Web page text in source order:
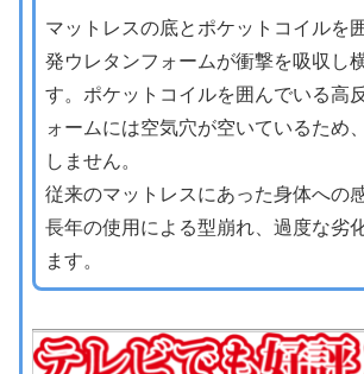
マットレスの底とポケットコイルを
発ウレタンフォームが衝撃を吸収し
す。ポケットコイルを囲んでいる高
ォームには空気穴が空いているため
しません。
従来のマットレスにあった身体への
長年の使用による型崩れ、過度な劣
ます。